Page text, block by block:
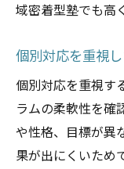
域密着型塾でも高
個別対応を重視
個別対応を重視す
ラムの柔軟性を確
や性格、目標が異
果が出にくいため